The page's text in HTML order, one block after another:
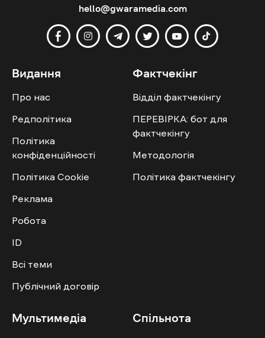
hello@gwaramedia.com
Видання
Про нас
Редполітика
Політика
конфіденційності
Політика Cookie
Реклама
Робота
ID
Всі теми
Публічний договір
Фактчекінг
Відділ фактчекінгу
ПЕРЕВІРКА: бот для
фактчекінгу
Методологія
Політика фактчекінгу
Мультимедіа Спільнота